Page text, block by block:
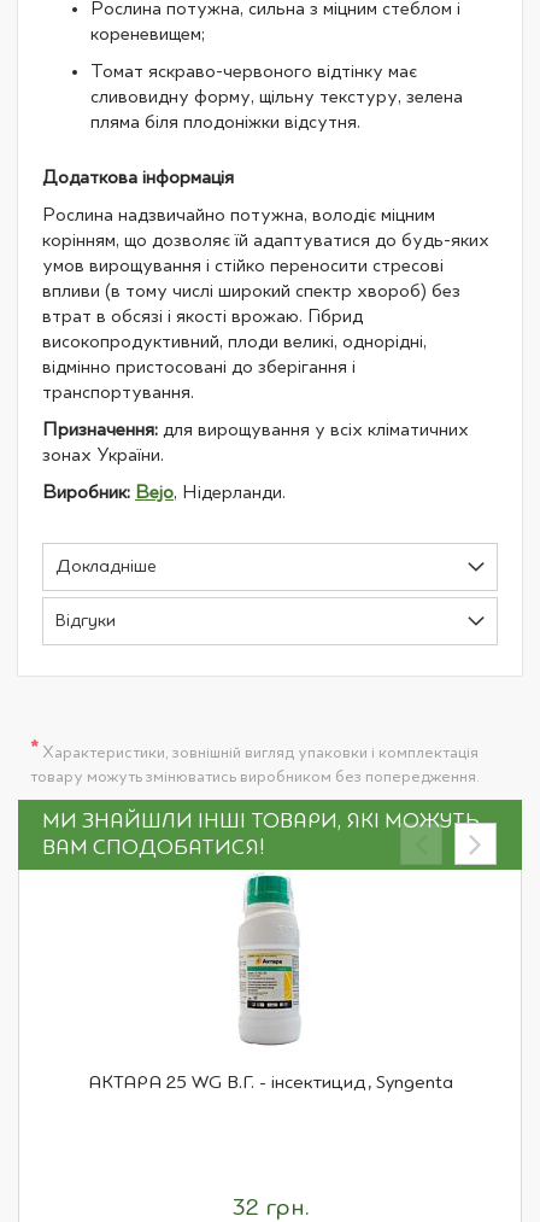
Рослина потужна, сильна з міцним стеблом і
кореневищем;
Томат яскраво-червоного відтінку має
сливовидну форму, щільну текстуру, зелена
пляма біля плодоніжки відсутня.
Додаткова інформація
Рослина надзвичайно потужна, володіє міцним
корінням, що дозволяє їй адаптуватися до будь-яких
умов вирощування і стійко переносити стресові
впливи (в тому числі широкий спектр хвороб) без
втрат в обсязі і якості врожаю. Гібрид
високопродуктивний, плоди великі, однорідні,
відмінно пристосовані до зберігання і
транспортування.
Призначення: для вирощування у всіх кліматичних
зонах України.
Виробник: Bejo, Нідерланди.
Докладніше
Відгуки
* Характеристики, зовнішній вигляд упаковки і комплектація
товару можуть змінюватись виробником без попередження.
МИ ЗНАЙШЛИ ІНШІ ТОВАРИ, ЯКІ МОЖУТЬ
ВАМ СПОДОБАТИСЯ!
АКТАРА 25 WG В.Г. - інсектицид, Syngenta
32 грн.